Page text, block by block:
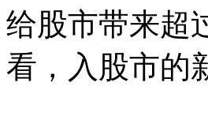
给股市带来超
看，入股市的